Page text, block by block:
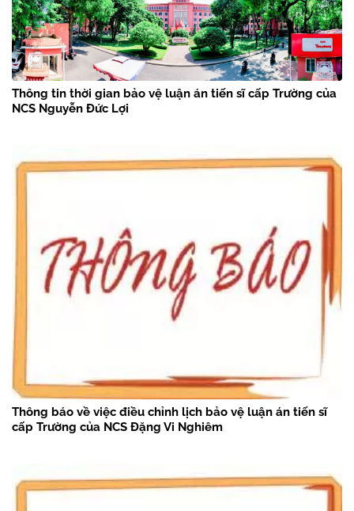
Thông tin thời gian bảo vệ luận án tiến sĩ cấp Trường của
NCS Nguyễn Đức Lợi
Thông báo về việc điều chỉnh lịch bảo vệ luận án tiến sĩ
cấp Trường của NCS Đặng Vi Nghiêm